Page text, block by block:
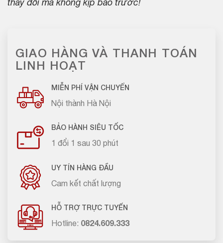
thay đổi mà không kịp báo trước!
GIAO HÀNG VÀ THANH TOÁN
LINH HOẠT
MIỄN PHÍ VẬN CHUYỂN
Nội thành Hà Nội
BẢO HÀNH SIÊU TỐC
1 đổi 1 sau 30 phút
UY TÍN HÀNG ĐẦU
Cam kết chất lượng
HỖ TRỢ TRỰC TUYẾN
Hotline: 0824.609.333